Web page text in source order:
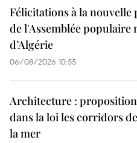
Félicitations à la nouvelle
de l'Assemblée populaire
d’Algérie
06/08/2026 10:55
Architecture :
dans la loi les corridors
la mer